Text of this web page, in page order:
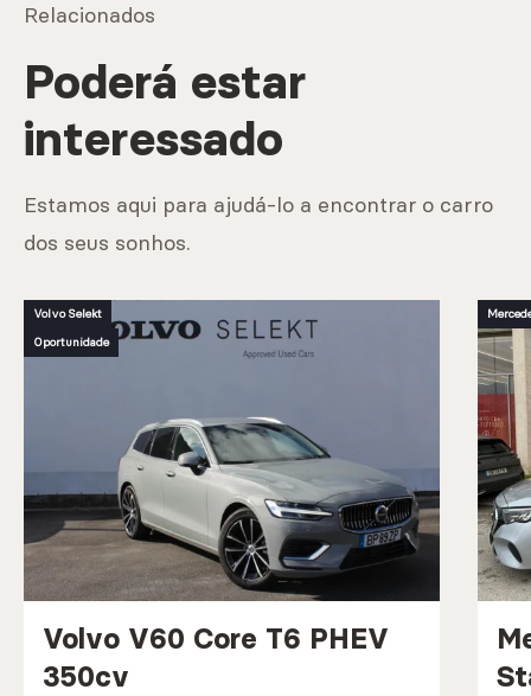
Relacionados
Poderá estar
interessado
Estamos aqui para ajudá-lo a encontrar o carro
dos seus sonhos.
Volvo Selekt
Oportunidade
Volvo V60 Core T6 PHEV
350cv